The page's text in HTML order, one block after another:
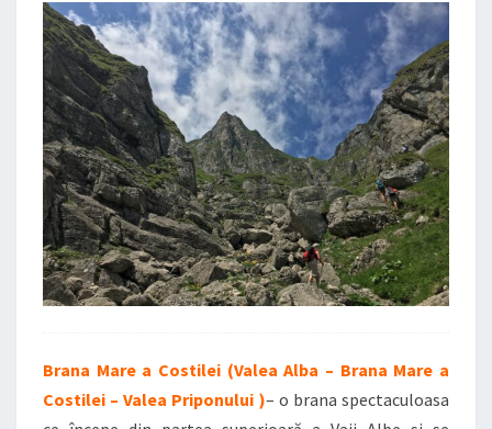
Brana Mare a Costilei (Valea Alba – Brana Mare a
Costilei – Valea Priponului )– o brana spectaculoasa